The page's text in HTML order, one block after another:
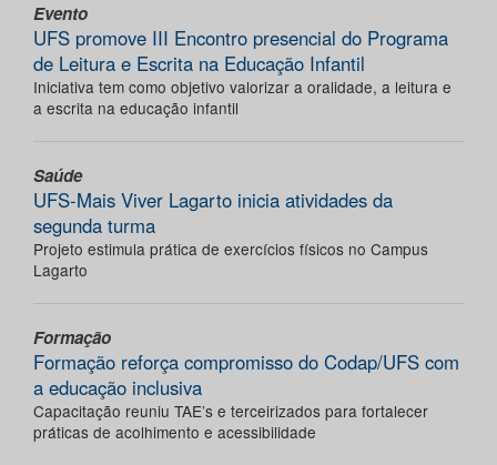
Evento
UFS promove III Encontro presencial do Programa
de Leitura e Escrita na Educação Infantil
Iniciativa tem como objetivo valorizar a oralidade, a leitura e
a escrita na educação infantil
Saúde
UFS-Mais Viver Lagarto inicia atividades da
segunda turma
Projeto estimula prática de exercícios físicos no Campus
Lagarto
Formação
Formação reforça compromisso do Codap/UFS com
a educação inclusiva
Capacitação reuniu TAE’s e terceirizados para fortalecer
práticas de acolhimento e acessibilidade